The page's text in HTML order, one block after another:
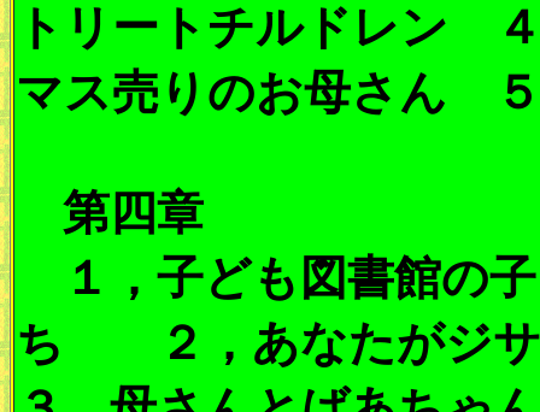
トリートチルドレン
マス売りのお母さん
第四章
１，子ども図書館の
ち ２，あなたがジ